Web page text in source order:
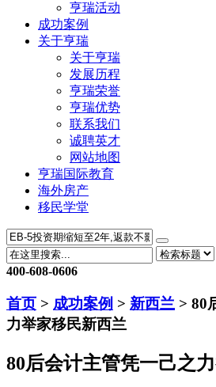
亨瑞活动
成功案例
关于亨瑞
关于亨瑞
发展历程
亨瑞荣誉
亨瑞优势
联系我们
诚聘英才
网站地图
亨瑞国际教育
海外房产
移民学堂
400-608-0606
首页 > 成功案例 > 新西兰 > 80
力举家移民新西兰
80后会计主管凭一己之